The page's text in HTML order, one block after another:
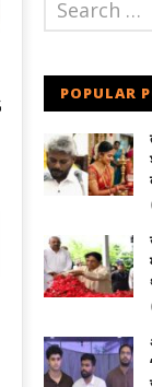
POPULAR